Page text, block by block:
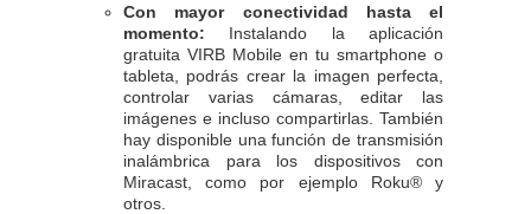
Con mayor conectividad hasta el
momento: Instalando la aplicación
gratuita VIRB Mobile en tu smartphone o
tableta, podrás crear la imagen perfecta,
controlar varias cámaras, editar las
imágenes e incluso compartirlas. También
hay disponible una función de transmisión
inalámbrica para los dispositivos con
Miracast, como por ejemplo Roku® y
otros.